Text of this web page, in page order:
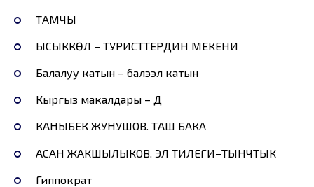
ТАМЧЫ
ЫСЫККӨЛ – ТУРИСТТЕРДИН МЕКЕНИ
Балалуу катын – балээлүү катын
Кыргыз макалдары – Д
КАНЫБЕК ЖУНУШОВ. ТАШ БАКА
АСАН ЖАКШЫЛЫКОВ. ЭЛ ТИЛЕГИ–ТЫНЧТЫК
Гиппократ